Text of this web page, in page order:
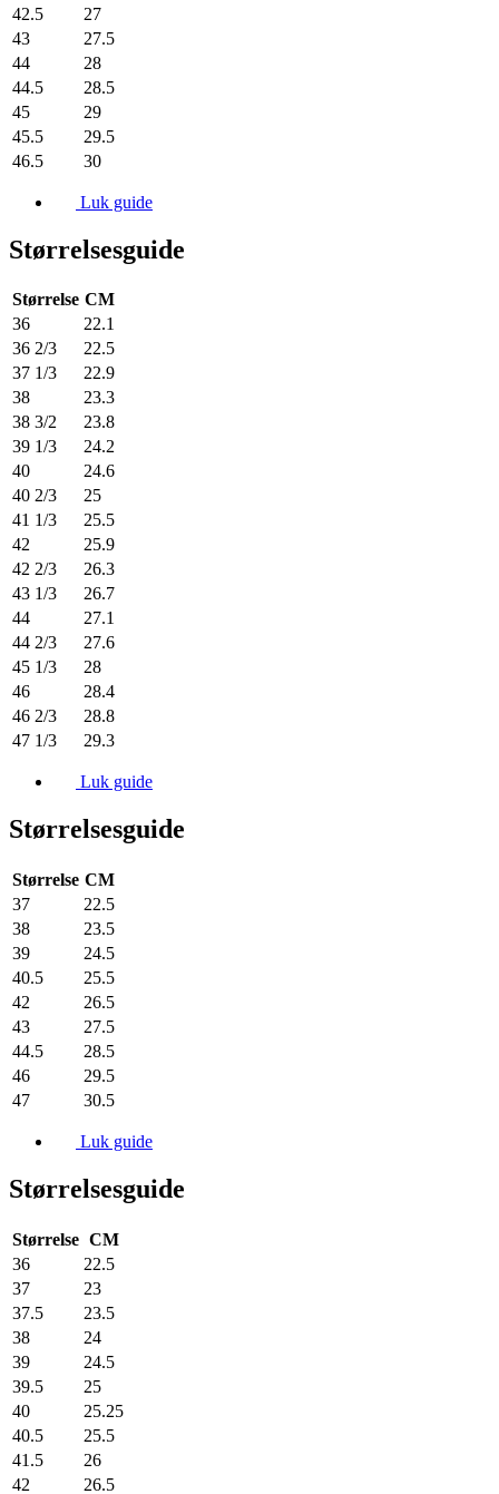
42.5
27
43
27.5
44
28
44.5
28.5
45
29
45.5
29.5
46.5
30
Luk guide
Størrelsesguide
Størrelse CM
36
22.1
36 2/3
22.5
37 1/3
22.9
38
23.3
38 3/2
23.8
39 1/3
24.2
40
24.6
40 2/3
25
41 1/3
25.5
42
25.9
42 2/3
26.3
43 1/3
26.7
44
27.1
44 2/3
27.6
45 1/3
28
46
28.4
46 2/3
28.8
47 1/3
29.3
Luk guide
Størrelsesguide
Størrelse CM
37
22.5
38
23.5
39
24.5
40.5
25.5
42
26.5
43
27.5
44.5
28.5
46
29.5
47
30.5
Luk guide
Størrelsesguide
Størrelse CM
36
22.5
37
23
37.5
23.5
38
24
39
24.5
39.5
25
40
25.25
40.5
25.5
41.5
26
42
26.5